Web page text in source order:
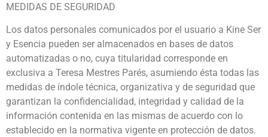
MEDIDAS DE SEGURIDAD
Los datos personales comunicados por el usuario a Kine Ser
y Esencia pueden ser almacenados en bases de datos
automatizadas o no, cuya titularidad corresponde en
exclusiva a Teresa Mestres Parés, asumiendo ésta todas las
medidas de índole técnica, organizativa y de seguridad que
garantizan la confidencialidad, integridad y calidad de la
información contenida en las mismas de acuerdo con lo
establecido en la normativa vigente en protección de datos.